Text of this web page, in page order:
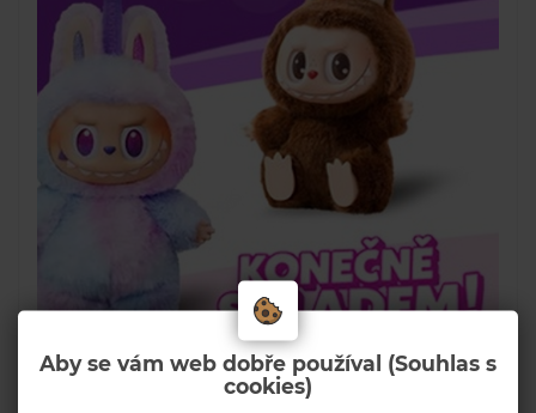
Aby se vám web dobře používal (Souhlas s
cookies)